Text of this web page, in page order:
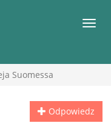
Suomessa
Odpowiedz